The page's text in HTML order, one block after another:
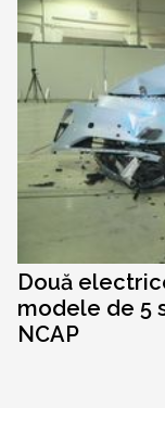
Două
modele de 5
NCAP